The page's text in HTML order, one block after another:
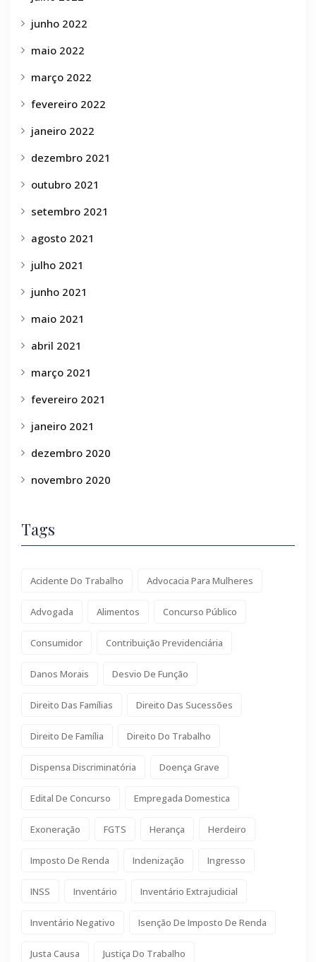
junho 2022
maio 2022
março 2022
fevereiro 2022
janeiro 2022
dezembro 2021
outubro 2021
setembro 2021
agosto 2021
julho 2021
junho 2021
maio 2021
abril 2021
março 2021
fevereiro 2021
janeiro 2021
dezembro 2020
novembro 2020
Tags
Acidente Do Trabalho Advocacia Para Mulheres
Advogada Alimentos Concurso Público
Consumidor Contribuição Previdenciária
Danos Morais Desvio De Função
Direito Das Famílias Direito Das Sucessões
Direito De Família Direito Do Trabalho
Dispensa Discriminatória Doença Grave
Edital De Concurso Empregada Domestica
Exoneração FGTS Herança Herdeiro
Imposto De Renda Indenização Ingresso
INSS Inventário Inventário Extrajudicial
Inventário Negativo Isenção De Imposto De Renda
Justa Causa Justiça Do Trabalho